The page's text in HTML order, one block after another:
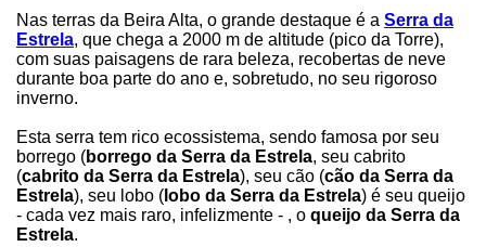
Nas terras da Beira Alta, o grande destaque é a Serra da
Estrela, que chega a 2000 m de altitude (pico da Torre),
com suas paisagens de rara beleza, recobertas de neve
durante boa parte do ano e, sobretudo, no seu rigoroso
inverno.
Esta serra tem rico ecossistema, sendo famosa por seu
borrego (borrego da Serra da Estrela, seu cabrito
(cabrito da Serra da Estrela), seu cão (cão da Serra da
Estrela), seu lobo ( lobo da Serra da Estrela) é seu queijo
- cada vez mais raro, infelizmente - , o queijo da Serra da
Estrela.